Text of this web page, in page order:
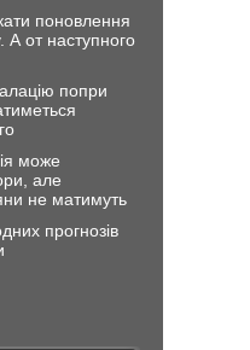
поновлення
А от наступного
попри
може
але
не матимуть
прогнозів